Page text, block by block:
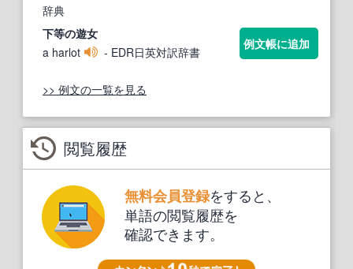
辞典
下等の遊女
a harlot
- EDR日英対訳辞書
例文帳に追加
>> 例文の一覧を見る
閲覧履歴
無料会員登録をすると、
単語の閲覧履歴を
確認できます。